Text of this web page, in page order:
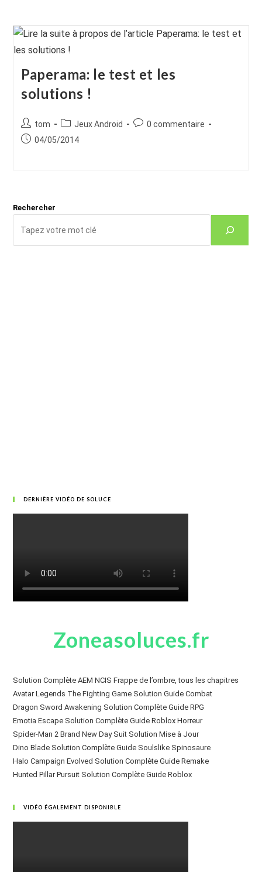
Paperama: le test et les
solutions !
Auteur/autrice
de
tom
Post
category:
Jeux Android
Commentaires
0 commentaire
Publication
04/05/2014
Rechercher
DERNIÈRE VIDÉO DE SOLUCE
Zoneasoluces.fr
Solution Complète AEM NCIS Frappe de l’ombre, tous les chapitres
Avatar Legends The Fighting Game Solution Guide Combat
Dragon Sword Awakening Solution Complète Guide RPG
Emotia Escape Solution Complète Guide Roblox Horreur
Spider-Man 2 Brand New Day Suit Solution Mise à Jour
Dino Blade Solution Complète Guide Soulslike Spinosaure
Halo Campaign Evolved Solution Complète Guide Remake
Hunted Pillar Pursuit Solution Complète Guide Roblox
VIDÉO ÉGALEMENT DISPONIBLE